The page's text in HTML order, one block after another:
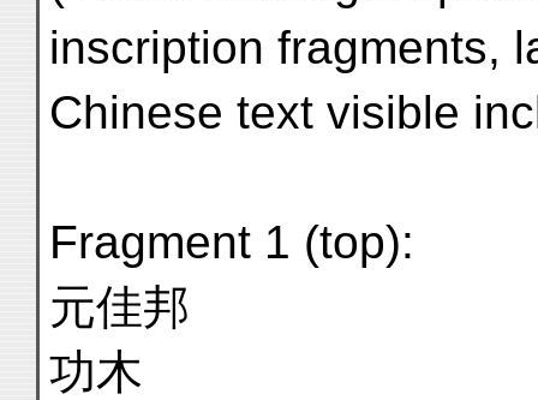
inscription fragments,
Chinese text visible
Fragment 1 (top):
元佳邦
功木